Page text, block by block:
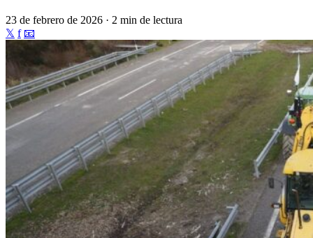
23 de febrero de 2026 · 2 min de lectura
𝕏 f 📧